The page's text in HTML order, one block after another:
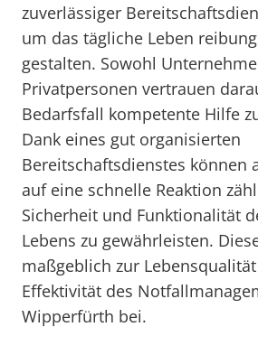
zuverlässiger
um das tägliche Leben
gestalten. Sowohl
Privatpersonen vertrauen
Bedarfsfall kompetente Hilfe
Dank eines gut organisierten
Bereitschaftsdienstes können
auf eine schnelle Reaktion
Sicherheit und Funktionalität
Lebens zu gewährleisten.
maßgeblich zur
Effektivität des
Wipperfürth bei.